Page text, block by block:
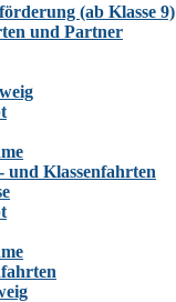
(ab Klasse 9)
und Partner
und Klassenfahrten